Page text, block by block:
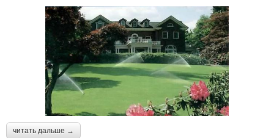
читать дальше →